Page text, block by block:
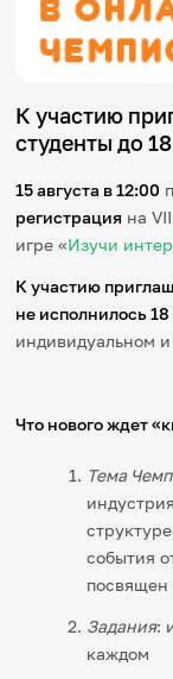
Игры и
Викторина
Словарь
Памятки
Комиксы
Педагогам
Школа
IT-урок
English
К участию
студенты до
15 августа в 12:00
регистрация на
игре «Изучи
К участию
не исполнилось 18
индивидуальном
Что нового ждет
Тема
события
посвящен
Задания:
каждом